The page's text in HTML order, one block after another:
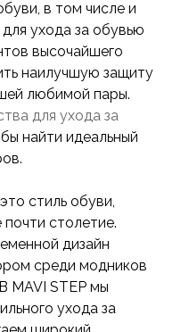
в том числе и
ухода за обувью
высочайшего
наилучшую защиту
любимой пары.
для ухода за
найти идеальный
стиль обуви,
столетие.
дизайн
среди модников
MAVI STEP мы
ухода за